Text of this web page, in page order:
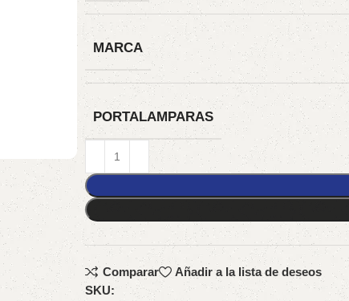
MARCA
PORTALAMPARAS
Comparar
Añadir a la lista de deseos
SKU: